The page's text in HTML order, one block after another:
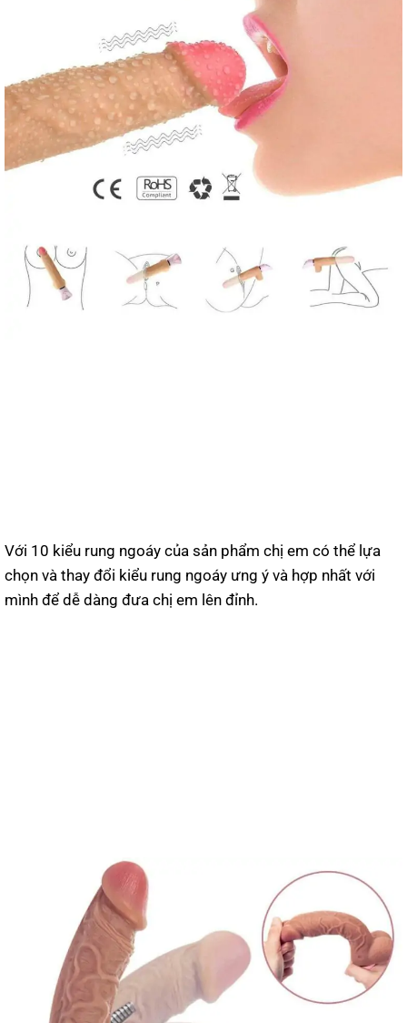
Với 10 kiểu rung ngoáy của sản phẩm chị em có thể lựa
chọn và thay đổi kiểu rung ngoáy ưng ý và hợp nhất với
mình để dễ dàng đưa chị em lên đỉnh.